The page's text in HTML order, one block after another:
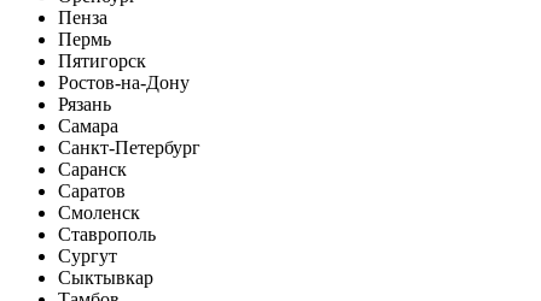
Пенза
Пермь
Пятигорск
Ростов-на-Дону
Рязань
Самара
Санкт-Петербург
Саранск
Саратов
Смоленск
Ставрополь
Сургут
Сыктывкар